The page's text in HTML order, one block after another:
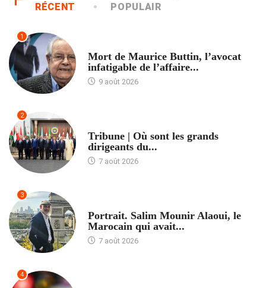
RÉCENT POPULAIR
1
Mort de Maurice Buttin, l’avocat
infatigable de l’affaire...
9 août 2026
2
Tribune | Où sont les grands
dirigeants du...
7 août 2026
3
Portrait. Salim Mounir Alaoui, le
Marocain qui avait...
7 août 2026
4